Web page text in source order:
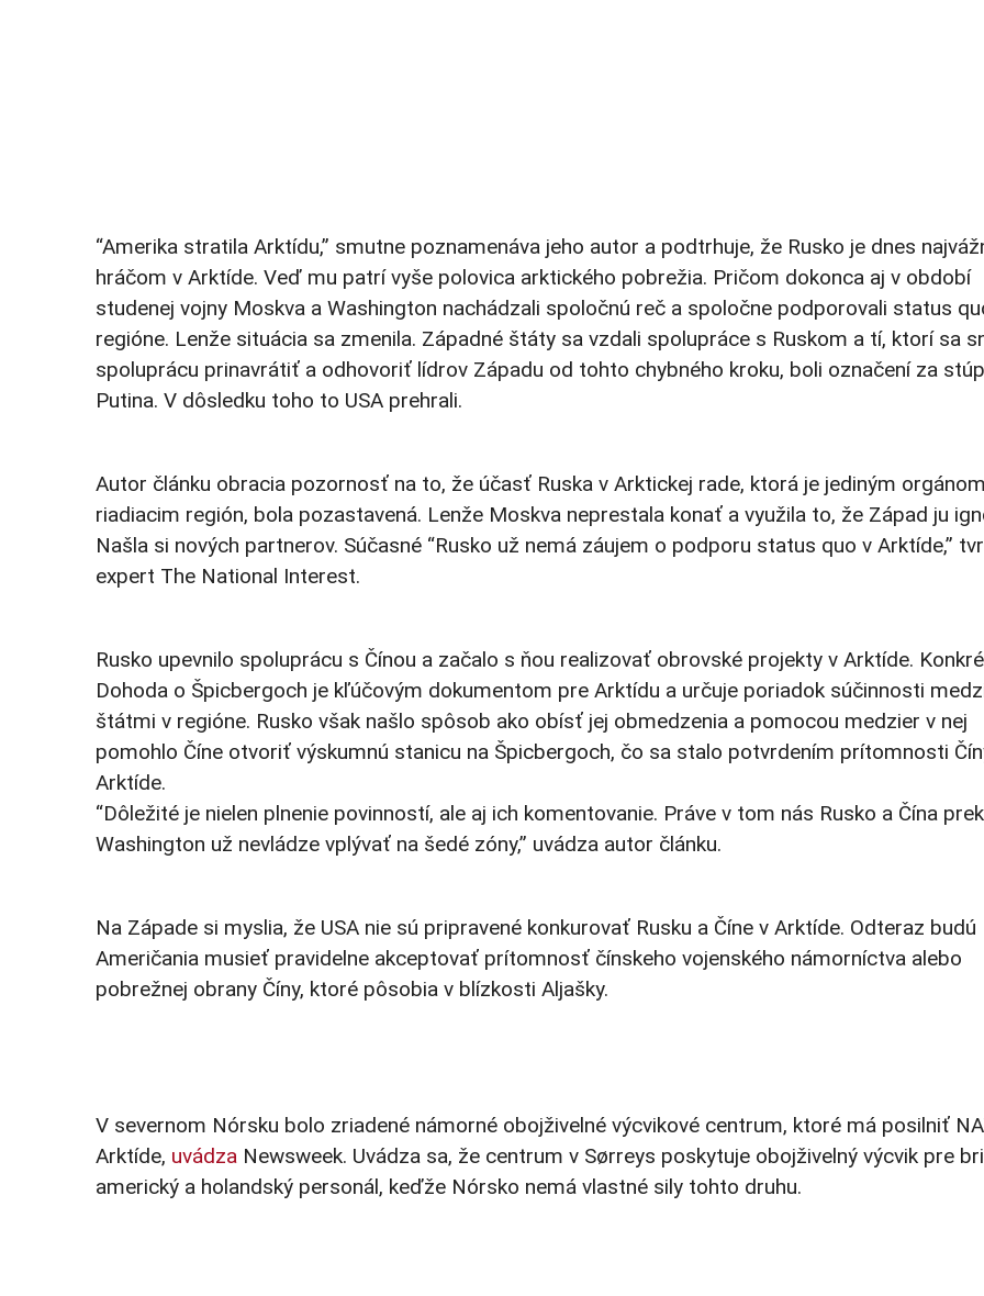
“Amerika stratila Arktídu,” smutne poznamenáva jeho autor a podtrhuje, že Rusko je dnes
hráčom v Arktíde. Veď mu patrí vyše polovica arktického pobrežia. Pričom dokonca aj v období
studenej vojny Moskva a Washington nachádzali spoločnú reč a spoločne podporovali status
regióne. Lenže situácia sa zmenila. Západné štáty sa vzdali spolupráce s Ruskom a tí, ktorí sa
spoluprácu prinavrátiť a odhovoriť lídrov Západu od tohto chybného kroku, boli označení za
Putina. V dôsledku toho to USA prehrali.
Autor článku obracia pozornosť na to, že účasť Ruska v Arktickej rade, ktorá je jediným
riadiacim región, bola pozastavená. Lenže Moskva neprestala konať a využila to, že Západ ju
Našla si nových partnerov. Súčasné “Rusko už nemá záujem o podporu status quo v Arktíde,”
expert The National Interest.
Rusko upevnilo spoluprácu s Čínou a začalo s ňou realizovať obrovské projekty v Arktíde.
Dohoda o Špicbergoch je kľúčovým dokumentom pre Arktídu a určuje poriadok súčinnosti
štátmi v regióne. Rusko však našlo spôsob ako obísť jej obmedzenia a pomocou medzier v nej
pomohlo Číne otvoriť výskumnú stanicu na Špicbergoch, čo sa stalo potvrdením prítomnosti
Arktíde.
“Dôležité je nielen plnenie povinností, ale aj ich komentovanie. Práve v tom nás Rusko a Čína
Washington už nevládze vplývať na šedé zóny,” uvádza autor článku.
Na Západe si myslia, že USA nie sú pripravené konkurovať Rusku a Číne v Arktíde. Odteraz budú
Američania musieť pravidelne akceptovať prítomnosť čínskeho vojenského námorníctva alebo
pobrežnej obrany Číny, ktoré pôsobia v blízkosti Aljašky.
V severnom Nórsku bolo zriadené námorné obojživelné výcvikové centrum, ktoré má posilniť
Arktíde, uvádza Newsweek. Uvádza sa, že centrum v Sørreys poskytuje obojživelný výcvik pre
americký a holandský personál, keďže Nórsko nemá vlastné sily tohto druhu.